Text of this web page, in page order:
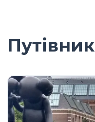
Путівник